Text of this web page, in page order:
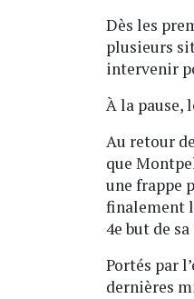
Dès les
plusieurs
intervenir
À la pause,
Au retour
que
une frappe
finalement
4e but de
Portés par
dernières